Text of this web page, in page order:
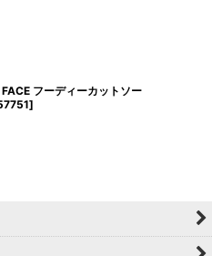
フーディーカットソー
]